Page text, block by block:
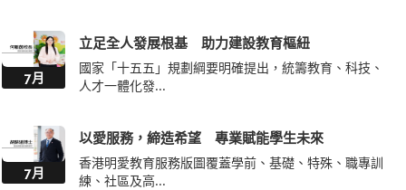
7月
立足全人發展根基 助力建設教育樞紐
國家「十五五」規劃綱要明確提出，統籌教育、科技、
人才一體化發...
7月
以愛服務，締造希望 專業賦能學生未來
香港明愛教育服務版圖覆蓋學前、基礎、特殊、職專訓
練、社區及高...